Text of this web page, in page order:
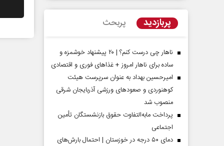
پربازدید پربحث
ناهار چی درست کنم؟ | ۲۰ پیشنهاد خوشمزه و
ساده برای ناهار امروز + غذاهای فوری و اقتصادی
امیرحسین بهداد به عنوان سرپرست هیئت
کوهنوردی و صعودهای ورزشی آذربایجان شرقی
منصوب شد
پرداخت مابه‌التفاوت حقوق بازنشستگان تأمین
اجتماعی
دمای ۵۰ درجه در خوزستان | احتمال بارش‌های
صفحات نخست روزنامه ها‌ی‌سه‌شنبه ۶ مردادماه